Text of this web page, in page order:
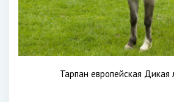
Тарпан европейская Дикая